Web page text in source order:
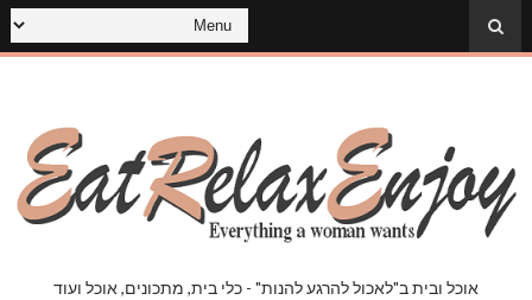
אוכל ובית ב"לאכול להרגע להנות" - כלי בית, מתכונים, אוכל ועוד